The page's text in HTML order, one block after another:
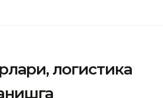
логистика